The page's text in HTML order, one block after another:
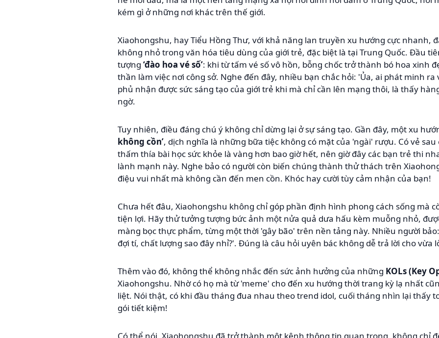
kém gì ở những nơi khác trên thế giới.
Xiaohongshu, hay Tiểu Hồng Thư, với khả năng lan truyền xu hướng cực nhanh,
không nhỏ trong văn hóa tiêu dùng của giới trẻ, đặc biệt là tại Trung Quốc. Đầu
tượng ‘đào hoa vé số’: khi từ tấm vé số vô hồn, bỗng chốc trở thành bó hoa xinh
thần làm việc nơi công sở. Nghe đến đây, nhiều bạn chắc hỏi: 'Ủa, ai phát minh
phủ nhận được sức sáng tạo của giới trẻ khi mà chỉ cần lên mạng thôi, là thấy
ngờ.
Tuy nhiên, điều đáng chú ý không chỉ dừng lại ở sự sáng tạo. Gần đây, một xu
không cồn’, dịch nghĩa là những bữa tiệc không có mặt của 'ngài' rượu. Có vẻ
thấm thía bài học sức khỏe là vàng hơn bao giờ hết, nên giờ đây các bạn trẻ thi
lành mạnh này. Nghe bảo có người còn biến chúng thành thử thách trên
điệu vui nhất mà không cần đến men cồn. Khóc hay cười tùy cảm nhận của bạn!
Chưa hết đâu, Xiaohongshu không chỉ góp phần định hình phong cách sống mà
tiện lợi. Hãy thử tưởng tượng bức ảnh một nửa quả dưa hấu kèm muỗng nhỏ,
màng bọc thực phẩm, từng một thời 'gây bão' trên nền tảng này. Nhiều người
đợi tí, chất lượng sao đây nhỉ?'. Đúng là câu hỏi uyên bác không dễ trả lời cho vừa
Thêm vào đó, không thể không nhắc đến sức ảnh hưởng của những KOLs (Key
Xiaohongshu. Nhờ có họ mà từ 'meme' cho đến xu hướng thời trang kỳ lạ nhất
liệt. Nói thật, có khi đầu tháng đua nhau theo trend idol, cuối tháng nhìn lại thấy
gói tiết kiệm!